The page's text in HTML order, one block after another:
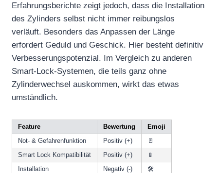
Erfahrungsberichte zeigt jedoch, dass die Installation
des Zylinders selbst nicht immer reibungslos
verläuft. Besonders das Anpassen der Länge
erfordert Geduld und Geschick. Hier besteht definitiv
Verbesserungspotenzial. Im Vergleich zu anderen
Smart-Lock-Systemen, die teils ganz ohne
Zylinderwechsel auskommen, wirkt das etwas
umständlich.
Feature Bewertung
Emoji
Not- & Gefahrenfunktion
Positiv (+)
🚪
Smart Lock Kompatibilität
Positiv (+)
📱
Installation
Negativ (-) 🛠️